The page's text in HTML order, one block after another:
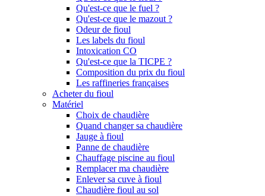
Qu'est-ce que le fuel ?
Qu'est-ce que le mazout ?
Odeur de fioul
Les labels du fioul
Intoxication CO
Qu'est-ce que la TICPE ?
Composition du prix du fioul
Les raffineries françaises
Acheter du fioul
Matériel
Choix de chaudière
Quand changer sa chaudière
Jauge à fioul
Panne de chaudière
Chauffage piscine au fioul
Remplacer ma chaudière
Enlever sa cuve à fioul
Chaudière fioul au sol